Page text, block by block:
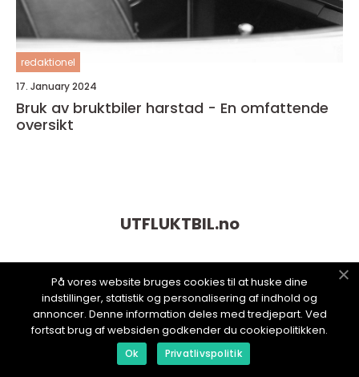
redaktionel
17. January 2024
Bruk av bruktbiler harstad - En omfattende
oversikt
UTFLUKTBIL.no
På vores website bruges cookies til at huske dine
indstillinger, statistik og personalisering af indhold og
annoncer. Denne information deles med tredjepart. Ved
fortsat brug af websiden godkender du cookiepolitikken.
Ok Privatlivspolitik